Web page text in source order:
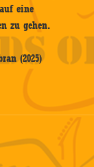
auf eine
zu gehen.
(2025)